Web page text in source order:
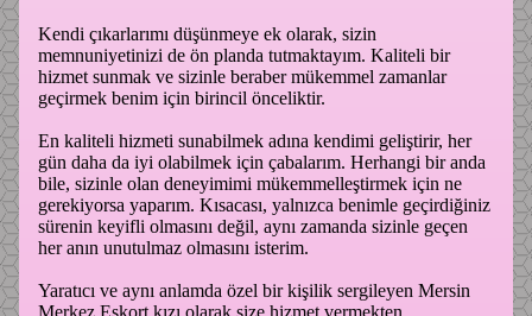
Kendi çıkarlarımı düşünmeye ek olarak, sizin
memnuniyetinizi de ön planda tutmaktayım. Kaliteli bir
hizmet sunmak ve sizinle beraber mükemmel zamanlar
geçirmek benim için birincil önceliktir.
En kaliteli hizmeti sunabilmek adına kendimi geliştirir, her
gün daha da iyi olabilmek için çabalarım. Herhangi bir anda
bile, sizinle olan deneyimimi mükemmelleştirmek için ne
gerekiyorsa yaparım. Kısacası, yalnızca benimle geçirdiğiniz
sürenin keyifli olmasını değil, aynı zamanda sizinle geçen
her anın unutulmaz olmasını isterim.
Yaratıcı ve aynı anlamda özel bir kişilik sergileyen Mersin